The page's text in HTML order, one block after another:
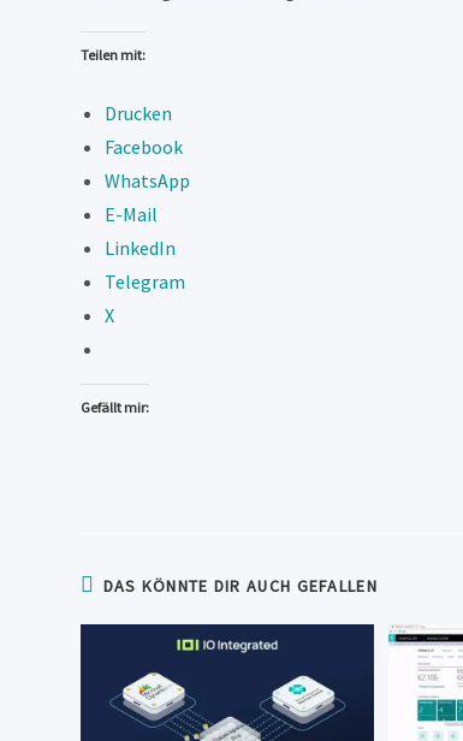
Teilen mit:
Drucken
Facebook
WhatsApp
E-Mail
LinkedIn
Telegram
X
Gefällt mir:
DAS KÖNNTE DIR AUCH GEFALLEN